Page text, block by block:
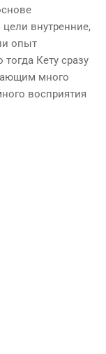
внутренние,
опыт
Кету сразу
много
восприятия